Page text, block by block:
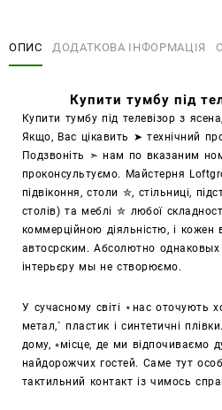
ясена
ОПИС ДОДАТКОВА ІНФОРМАЦІЯ
Купити тумбу під
Купити тумбу під телевізор з
Якщо, Вас цікавить ➤ технічний
Подзвоніть ➣ нам по вказаним
проконсультуємо. Майстерня
підвіконня, столи ✮, стільниці,
столів) та меблі ✮ любої
коммерційною діяльністю, і кожен
автосрским. Абсолютно однаковых
інтерьєру мы не створюємо.
У сучасному світі ⋆нас оточують
метал,` пластик і синтетичні
дому, ⭒місце, де ми відпочиваємо
найдорожчих гостей. Саме тут
тактильний контакт із чимось